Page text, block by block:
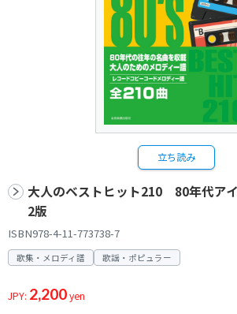
立ち読み
大人のベストヒット210 80年代ア
2版
ISBN978-4-11-773738-7
歌集・メロディ譜 歌謡・ポピュラー
JPY: 2,200yen